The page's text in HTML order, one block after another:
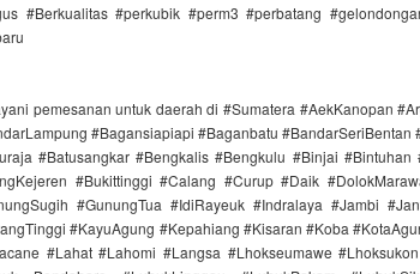
#Berkualitas #perkubik #perm3 #perbatang
pemesanan untuk daerah di #Sumatera #AekKanopan
#Bagansiapiapi #Baganbatu #BandarSeriBentan
#Batusangkar #Bengkalis #Bengkulu #Binjai
#Bukittinggi #Calang #Curup #Daik
#GunungTua #IdiRayeuk #Indralaya #Jambi
#KayuAgung #Kepahiang #Kisaran #Koba
#Lahat #Lahomi #Langsa #Lhokseumawe